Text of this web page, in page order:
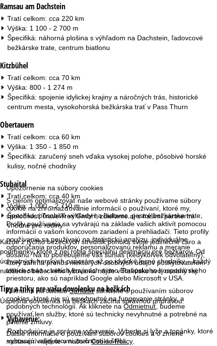
Upozornenie na súbory cookies
S cieľom optimalizovať naše webové stránky používame súbory
cookie na zhromažďovanie informácií o používaní, ktoré my,
spoločnosť TravelTrex GmbH, zdieľame aj s našimi partnermi.
Profily používania sa vytvárajú na základe vašich aktivít pomocou
informácií o vašom koncovom zariadení a prehliadači. Tieto profily
používania sa používajú na štatistickú analýzu, individuálne
odporúčania produktov, personalizovanú reklamu a meranie
dosahu. Na to potrebujeme váš súhlas (kedykoľvek odvolateľný),
ktorý zahŕňa prenos niektorých osobných údajov poskytovateľom
tretích strán v tretích krajinách mimo Európskeho hospodárskeho
priestoru, ako sú napríklad Google alebo Microsoft v USA.
Kliknutím na tlačidloSúhlasiťsúhlasíte s používaním súborov
cookies, ktoré nie sú nevyhnutné na fungovanie stránky, a
podobných technológií. Ak kliknete naOdmietnuť, budeme
používať len služby, ktoré sú technicky nevyhnutné a potrebné na
plnenie zmluvy.
Ďalšie informácie o používaní súborov cookies a o zmene
nastavení nájdete v našomCookie-Policy
Ramsau am Dachstein
Tratí celkom: cca 220 km
Výška: 1 100 - 2 700 m
Špecifiká: náhorná plošina s výhľadom na Dachstein, ľadovcové
bežkárske trate, centrum biatlonu
Kitzbühel
Tratí celkom: cca 70 km
Výška: 800 - 1 274 m
Špecifiká: spojenie idylickej krajiny a náročných trás, historické
centrum mesta, vysokohorská bežkárska trať v Pass Thurn
Obertauern
Tratí celkom: cca 60 km
Výška: 1 350 - 1 850 m
Špecifiká: zaručený sneh vďaka vysokej polohe, pôsobivé horské
kulisy, nočné chodníky
Stubaital
Tratí celkom: cca 40 km
Výška: 1 000 – 2 710 m
Špecifiká: pôsobivé výhľady na ľadovec, pestré bežkárske trate,
vhodné pre rodiny
Každé z týchto bežeckých stredísk ponúka svoje jedinečné čaro a
podmienky, ktoré z nej robia špeciálnu destináciu pre bežkárov. Od
úchvatných horských panorám až po idylické lesné chodníky – každý
nadšenec bežeckého lyžovania nájde v Rakúsku svoj osobný raj.
Tipy a triky pre vašu dovolenku na bežkách
Úspešná dovolenka na bežkách začína správnou prípravou:
Vybavenie:
Rozhodujúce je správne vybavenie. Vyberte si lyže a topánky, ktoré
vyhovujú vašej úrovni zručností a štýlu.